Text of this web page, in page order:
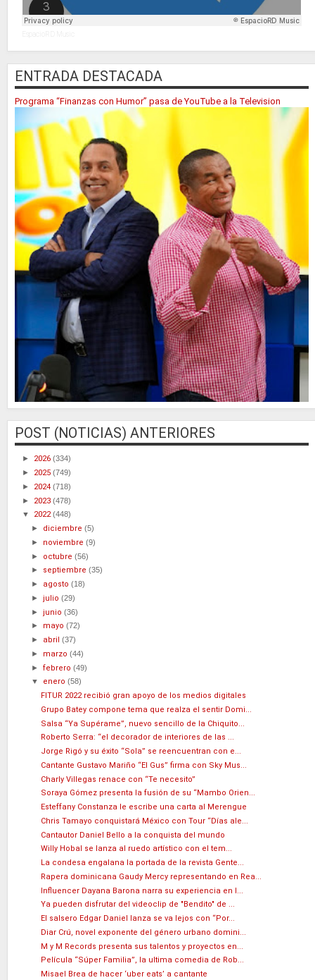
EspacioRD Music
ENTRADA DESTACADA
Programa “Finanzas con Humor” pasa de YouTube a la Television
POST (NOTICIAS) ANTERIORES
► 2026 (334)
► 2025 (749)
► 2024 (718)
► 2023 (478)
▼ 2022(448)
► diciembre(5)
► noviembre(9)
► octubre(56)
► septiembre(35)
► agosto(18)
►julio(29)
►junio(36)
► mayo(72)
► abril(37)
► marzo(44)
►febrero(49)
▼ enero(58)
FITUR 2022 recibió gran apoyo de los medios digitales
Grupo Batey compone tema que realza el sentir Domi...
Salsa “Ya Supérame”, nuevo sencillo de la Chiquito...
Roberto Serra: “el decorador de interiores de las ...
Jorge Rigó y su éxito “Sola” se reencuentran con e...
Cantante Gustavo Mariño “El Gus” firma con Sky Mus...
Charly Villegas renace con “Te necesito”
Soraya Gómez presenta la fusión de su “Mambo Orien...
Esteffany Constanza le escribe una carta al Merengue
Chris Tamayo conquistará México con Tour “Días ale...
Cantautor Daniel Bello a la conquista del mundo
Willy Hobal se lanza al ruedo artístico con el tem...
La condesa engalana la portada de la revista Gente...
Rapera dominicana Gaudy Mercy representando en Rea...
Influencer Dayana Barona narra su experiencia en l...
Ya pueden disfrutar del videoclip de "Bendito" de ...
El salsero Edgar Daniel lanza se va lejos con “Por...
Diar Crú, novel exponente del género urbano domini...
M y M Records presenta sus talentos y proyectos en...
Película “Súper Familia”, la ultima comedia de Rob...
Misael Brea de hacer ‘uber eats’ a cantante